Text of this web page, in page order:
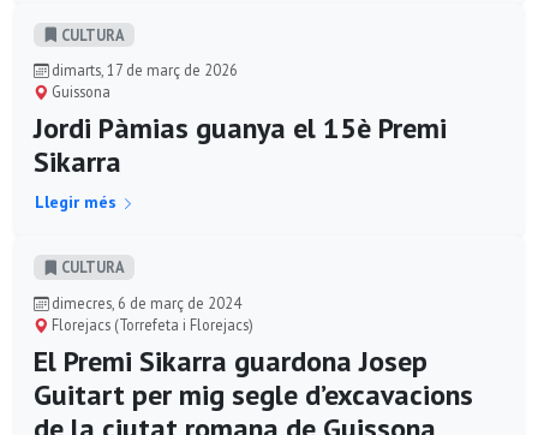
CULTURA
dimarts, 17 de març de 2026
Guissona
Jordi Pàmias guanya el 15è Premi
Sikarra
Llegir més
CULTURA
dimecres, 6 de març de 2024
Florejacs (Torrefeta i Florejacs)
El Premi Sikarra guardona Josep
Guitart per mig segle d’excavacions